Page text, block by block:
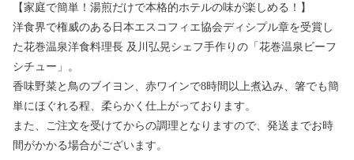
【家庭で簡単！湯煎だけで本格的ホテルの味が楽しめる！】
洋食界で権威のある日本エスコフィエ協会ディシプル章を受賞し
た花巻温泉洋食料理長 及川弘晃シェフ手作りの「花巻温泉ビーフ
シチュー」。
香味野菜と鳥のブイヨン、赤ワインで8時間以上煮込み、箸でも簡
単にほぐれる程、柔らかく仕上がっております。
また、ご注文を受けてからの調理となりますので、発送までお時
間がかかる場合がございます。